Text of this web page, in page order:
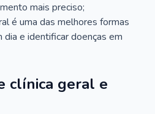
mais preciso;
é uma das melhores formas
e identificar doenças em
clínica geral e